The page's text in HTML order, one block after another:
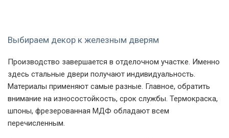
Выбираем декор к железным дверям
Производство завершается в отделочном участке. Именно
здесь стальные двери получают индивидуальность.
Материалы применяют самые разные. Главное, обратить
внимание на износостойкость, срок службы. Термокраска,
шпоны, фрезерованная МДФ обладают всем
перечисленным.